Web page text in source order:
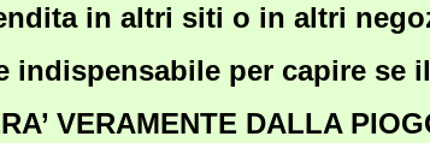
in altri siti o in altri
indispensabile per capire se
VERAMENTE DALLA